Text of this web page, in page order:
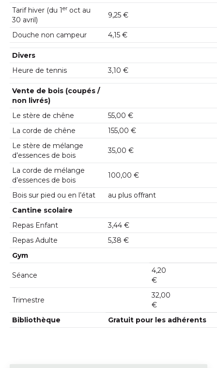
Tarif hiver (du 1er oct au
30 avril)
9,25 €
Douche non campeur 4,15 €
Divers
Heure de tennis
3,10 €
Vente de bois (coupés /
non livrés)
Le stère de chêne
55,00 €
La corde de chêne
155,00 €
Le stère de mélange
d’essences de bois
35,00 €
La corde de mélange
d’essences de bois
100,00 €
Bois sur pied ou en l’état
au plus offrant
Cantine scolaire
Repas Enfant
3,44 €
Repas Adulte
5,38 €
Gym
Séance
4,20
€
Trimestre
32,00
€
Bibliothèque
Gratuit pour les adhérents